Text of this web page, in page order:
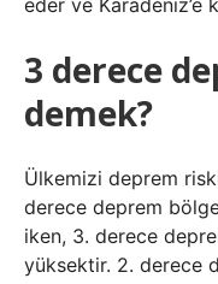
eder ve Karadeniz’e
3 derece
demek?
Ülkemizi deprem
derece deprem
iken, 3. derece
yüksektir. 2. derece